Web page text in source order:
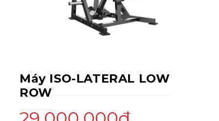
Máy ISO-LATERAL LOW
ROW